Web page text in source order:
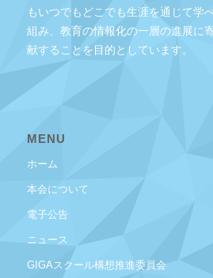
もいつでもどこでも生涯を通じて学
組み、教育の情報化の一層の進展に
献することを目的としています。
MENU
ホーム
本会について
電子公告
ニュース
GIGAスクール構想推進委員会